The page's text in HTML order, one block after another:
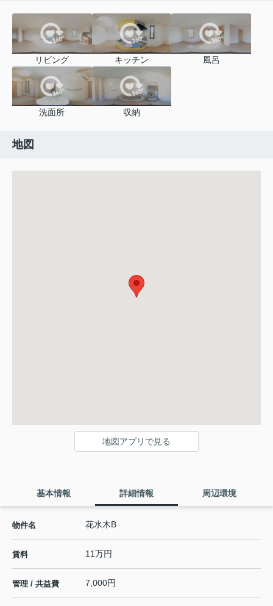
リビング キッチン 風呂
洗面所 収納
地図
地図アプリで見る
基本情報 詳細情報 周辺環境
物件名 花水木B
賃料 11万円
管理 / 共益費 7,000円